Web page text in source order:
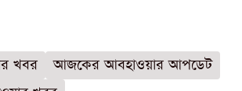
খবর
আজকের আবহাওয়ার আপডেট